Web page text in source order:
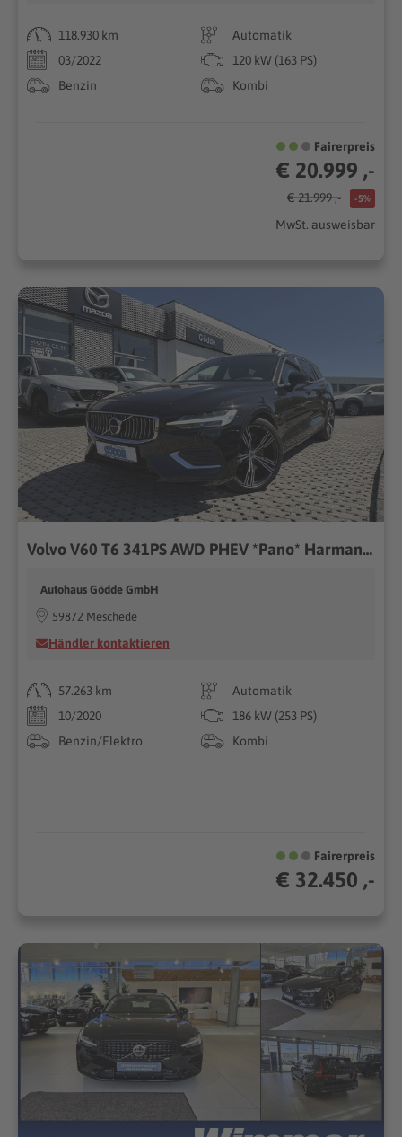
118.930 km
Automatik
03/2022
120 kW (163 PS)
Benzin
Kombi
Fairerpreis
€ 20.999 ,-
€ 21.999 ,- -5%
MwSt. ausweisbar
Volvo V60 T6 341PS AWD PHEV *Pano* Harman-Kardon Soundsys. Inscription Expression Recharge Plug-In Hybrid AWD
Autohaus Gödde GmbH
59872 Meschede
Händler kontaktieren
57.263 km
Automatik
10/2020
186 kW (253 PS)
Benzin/Elektro
Kombi
Fairerpreis
€ 32.450 ,-